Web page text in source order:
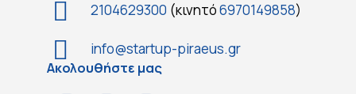
2104629300 (κινητό6970149858)
info@startup-piraeus.gr
Ακολουθήστε μας